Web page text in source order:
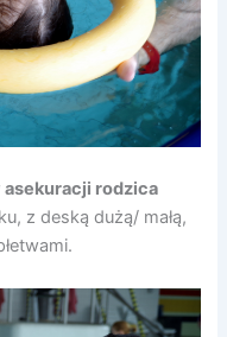
asekuracji rodzica
z deską dużą/ małą,